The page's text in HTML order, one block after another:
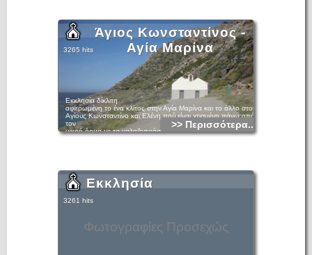
Άγιος Κωνσταντίνος -
Αγία Μαρίνα
3265 hits
Eκκλησία δίκλιτη
αφιερωμένη το ένα κλίτος στην Αγία Μαρίνα και το άλλο στου
Αγίους Κωνσταντίνο και Ελένη,πού είναι χτισμένη πάνω από
τον
μικρό όρμο με τα γαλαζοπράσινα νερά.
τεράστια αίθουσα,διατάσεων περίπου 10μ. ύψος και 15μ.
βάθος,με μαυρισμένα τοιχώματα πιθανά από τις φωτιές που
άναβαν στο εσωτερικό του οι διάφοροι κατά καιρούς ένοικοι.
>> Περισσότερα...
Φωτογραφίες Προσεχώς
Εκκλησία
3261 hits